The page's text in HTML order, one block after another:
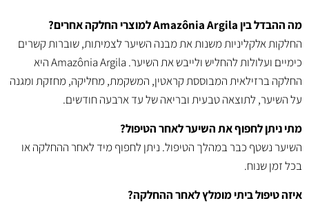
מה ההבדל בין Amazônia Argila למוצרי החלקה אחרים?
החלקות אלקליניות משנות את מבנה השיער לצמיתות, שוברות קשרים
כימיים ועלולות להחליש ולייבש את השיער. Amazônia Argila היא
החלקה ברזילאית המבוססת קראטין, המשקמת, מחליקה, מחזקת ומגנה
על השיער, לתוצאה טבעית ובריאה של עד ארבעה חודשים.
מתי ניתן לחפוף את השיער לאחר הטיפול?
השיער נשטף כבר במהלך הטיפול. ניתן לחפוף מיד לאחר ההחלקה או
בכל זמן שנוח.
איזה טיפול ביתי מומלץ לאחר ההחלקה?